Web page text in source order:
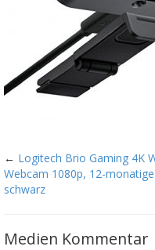
← Logitech Brio Gaming 4K
Webcam 1080p, 12-
schwarz
Medien Kommentar